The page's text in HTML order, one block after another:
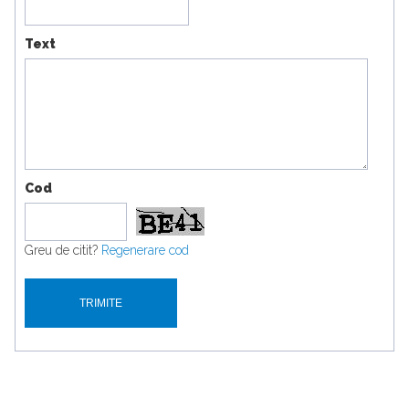
Text
Cod
Greu de citit? Regenerare cod